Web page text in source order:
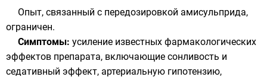
Опыт, связанный с передозировкой амисульприда,
ограничен.
Симптомы: усиление известных фармакологических
эффектов препарата, включающие сонливость и
седативный эффект, артериальную гипотензию,